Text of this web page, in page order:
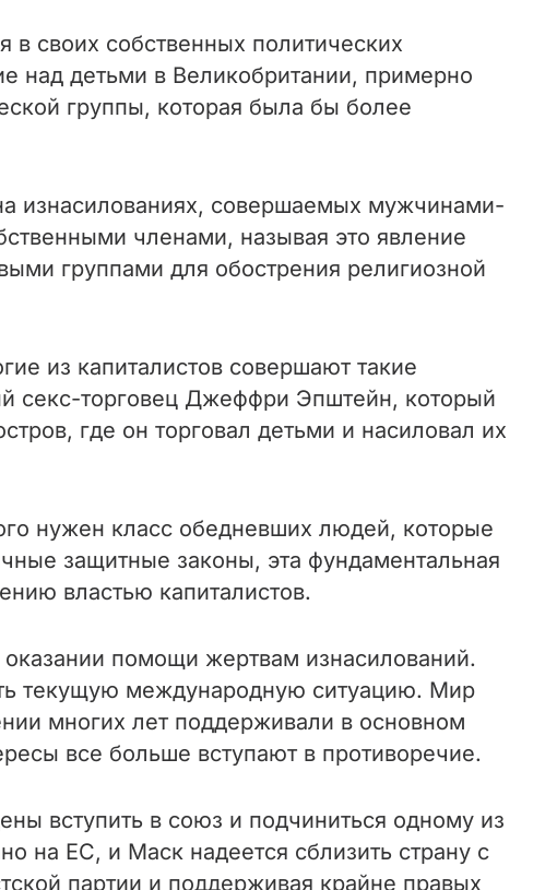
в своих собственных политических
над детьми в Великобритании, примерно
группы, которая была бы более
изнасилованиях, совершаемых мужчинами-
членами, называя это явление
группами для обострения религиозной
из капиталистов совершают такие
секс-торговец Джеффри Эпштейн, который
где он торговал детьми и насиловал их
нужен класс обедневших людей, которые
защитные законы, эта фундаментальная
властью капиталистов.
помощи жертвам изнасилований.
текущую международную ситуацию. Мир
многих лет поддерживали в основном
все больше вступают в противоречие.
вступить в союз и подчиниться одному из
на ЕС, и Маск надеется сблизить страну с
партии и поддерживая крайне правых